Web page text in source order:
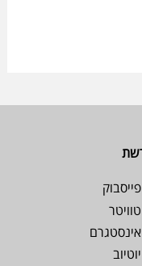
פייסבוק
טוויטר
אינסטגרם
יוטיוב